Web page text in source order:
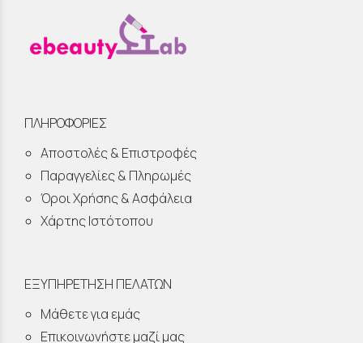
ΠΛΗΡΟΦΟΡΙΕΣ
Αποστολές & Επιστροφές
Παραγγελίες & Πληρωμές
Όροι Χρήσης & Ασφάλεια
Χάρτης Ιστότοπου
ΕΞΥΠΗΡΕΤΗΣΗ ΠΕΛΑΤΩΝ
Μάθετε για εμάς
Επικοινωνήστε μαζί μας